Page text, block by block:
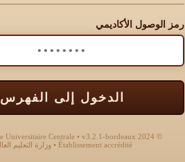
رمز الوصول الأكاديمي
الدخول إلى الفهرس
© 2024 Bibliothèque Universitaire Centrale • v3.2.1-bordeaux
Établissement accrédité • وزارة التعليم العالي